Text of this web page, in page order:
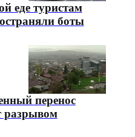
еде туристам
боты
перенос
разрывом